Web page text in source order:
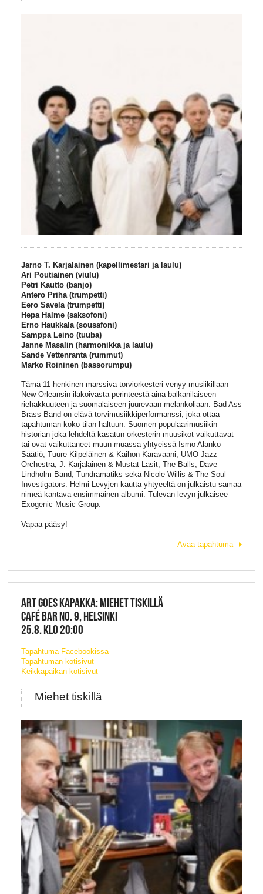
Jarno T. Karjalainen (kapellimestari ja laulu)
Ari Poutiainen (viulu)
Petri Kautto (banjo)
Antero Priha (trumpetti)
Eero Savela (trumpetti)
Hepa Halme (saksofoni)
Erno Haukkala (sousafoni)
Samppa Leino (tuuba)
Janne Masalin (harmonikka ja laulu)
Sande Vettenranta (rummut)
Marko Roininen (bassorumpu)
Tämä 11-henkinen marssiva torviorkesteri venyy musiikillaan
New Orleansin ilakoivasta perinteestä aina balkanilaiseen
riehakkuuteen ja suomalaiseen juurevaan melankoliaan. Bad Ass
Brass Band on elävä torvimusiikkiperformanssi, joka ottaa
tapahtuman koko tilan haltuun. Suomen populaarimusiikin
historian joka lehdeltä kasatun orkesterin muusikot vaikuttavat
tai ovat vaikuttaneet muun muassa yhtyeissä Ismo Alanko
Säätiö, Tuure Kilpeläinen & Kaihon Karavaani, UMO Jazz
Orchestra, J. Karjalainen & Mustat Lasit, The Balls, Dave
Lindholm Band, Tundramatiks sekä Nicole Willis & The Soul
Investigators. Helmi Levyjen kautta yhtyeeltä on julkaistu samaa
nimeä kantava ensimmäinen albumi. Tulevan levyn julkaisee
Exogenic Music Group.
Vapaa pääsy!
Avaa tapahtuma
ART GOES KAPAKKA: MIEHET TISKILLÄ
CAFÉ BAR NO. 9, HELSINKI
25.8. KLO 20:00
Tapahtuma Facebookissa
Tapahtuman kotisivut
Keikkapaikan kotisivut
Miehet tiskillä